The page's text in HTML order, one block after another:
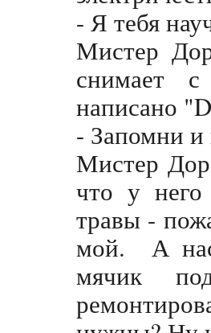
- Я тебя
Мистер
снимает
написано
- Запомни и
Мистер
что у него
травы -
мой. А
мячик